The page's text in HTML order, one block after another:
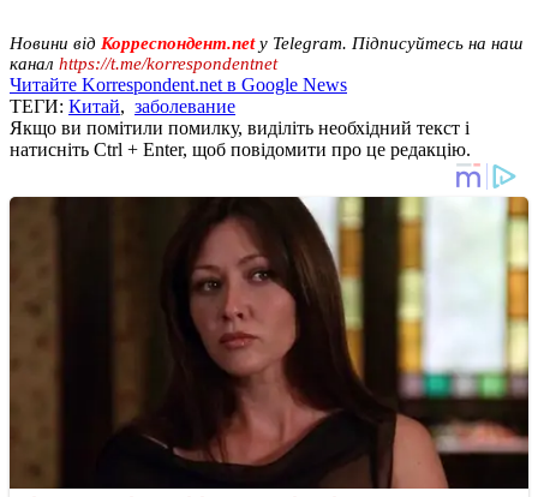
Новини від Корреспондент.netу Telegram. Підписуйтесь на наш
канал https://t.me/korrespondentnet
Читайте Korrespondent.net в Google News
ТЕГИ: Китай, заболевание
Якщо ви помітили помилку, виділіть необхідний текст і
натисніть Ctrl + Enter, щоб повідомити про це редакцію.